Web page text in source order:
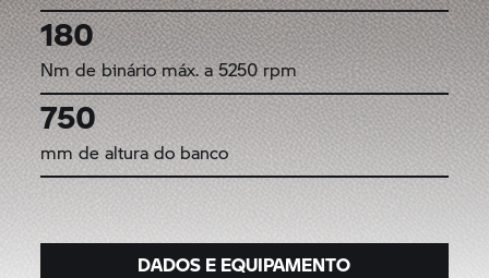
180
Nm de binário máx. a 5250 rpm
750
mm de altura do banco
DADOS E EQUIPAMENTO